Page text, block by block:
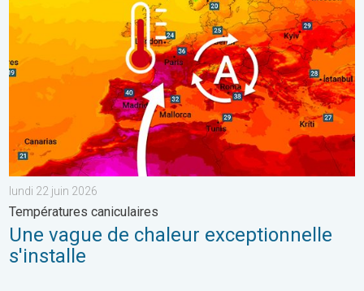
lundi 22 juin 2026
Températures caniculaires
Une vague de chaleur exceptionnelle
s'installe